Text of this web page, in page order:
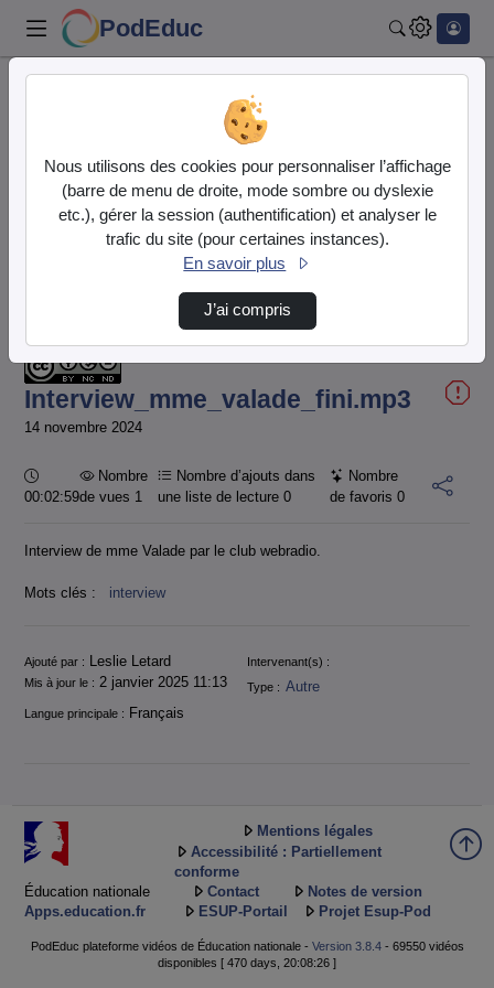
PodEduc
Interview_mme_valade_fini.mp3
Durée
02:59:180
74.98%
Interview_mme_valade_fini.mp3
14 novembre 2024
Durée :
00:02:59
Nombre
de vues 1
Nombre d’ajouts dans
une liste de lecture0
Nombre
de favoris 0
Interview de mme Valade par le club webradio.
Mots clés : interview
Informations
Ajouté par : Leslie Letard
Intervenant(s) :
Mis à jour le : 2 janvier 2025 11:13 Type : Autre
Langue principale : Français
Éducation nationale
Apps.education.fr
Mentions légales
Accessibilité : Partiellement
conforme
Contact
Notes de version
ESUP-Portail
Projet Esup-Pod
PodEduc plateforme vidéos de Éducation nationale - Version 3.8.4- 69550 vidéos
disponibles [ 470 days, 20:08:26 ]
Nous utilisons des cookies pour personnaliser l’affichage
(barre de menu de droite, mode sombre ou dyslexie
etc.), gérer la session (authentification) et analyser le
trafic du site (pour certaines instances).
En savoir plus
J’ai compris